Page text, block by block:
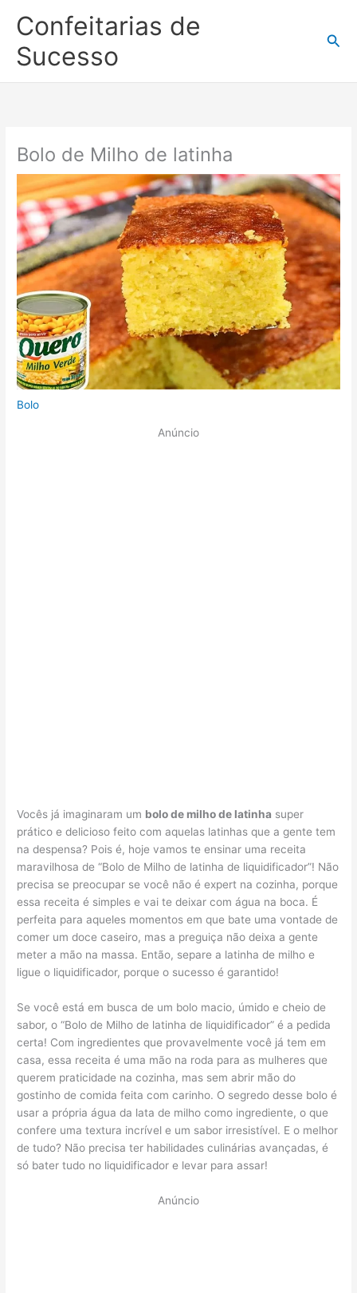
para
conteúdo
Confeitarias de
Sucesso
Bolo de Milho de latinha
Bolo
Anúncio
Vocês já imaginaram um bolo de milho de latinha super
prático e delicioso feito com aquelas latinhas que a gente tem
na despensa? Pois é, hoje vamos te ensinar uma receita
maravilhosa de “Bolo de Milho de latinha de liquidificador”! Não
precisa se preocupar se você não é expert na cozinha, porque
essa receita é simples e vai te deixar com água na boca. É
perfeita para aqueles momentos em que bate uma vontade de
comer um doce caseiro, mas a preguiça não deixa a gente
meter a mão na massa. Então, separe a latinha de milho e
ligue o liquidificador, porque o sucesso é garantido!
Se você está em busca de um bolo macio, úmido e cheio de
sabor, o “Bolo de Milho de latinha de liquidificador” é a pedida
certa! Com ingredientes que provavelmente você já tem em
casa, essa receita é uma mão na roda para as mulheres que
querem praticidade na cozinha, mas sem abrir mão do
gostinho de comida feita com carinho. O segredo desse bolo é
usar a própria água da lata de milho como ingrediente, o que
confere uma textura incrível e um sabor irresistível. E o melhor
de tudo? Não precisa ter habilidades culinárias avançadas, é
só bater tudo no liquidificador e levar para assar!
Anúncio